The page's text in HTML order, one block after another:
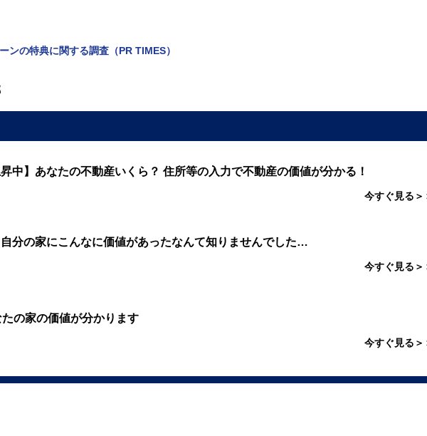
ンの特典に関する調査（PR TIMES）
昇中】あなたの不動産いくら？ 住所等の入力で不動産の価値が分かる！
今すぐ見る＞
自分の家にこんなに価値があったなんて知りませんでした…
今すぐ見る＞
の家の価値が分かります
今すぐ見る＞